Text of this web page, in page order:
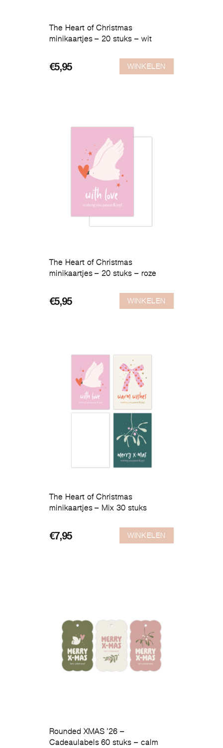
The Heart of Christmas
minikaartjes – 20 stuks – wit
€5,95 WINKELEN
The Heart of Christmas
minikaartjes – 20 stuks – roze
€5,95 WINKELEN
The Heart of Christmas
minikaartjes – Mix 30 stuks
€7,95 WINKELEN
Rounded XMAS ’26 –
Cadeaulabels 60 stuks – calm